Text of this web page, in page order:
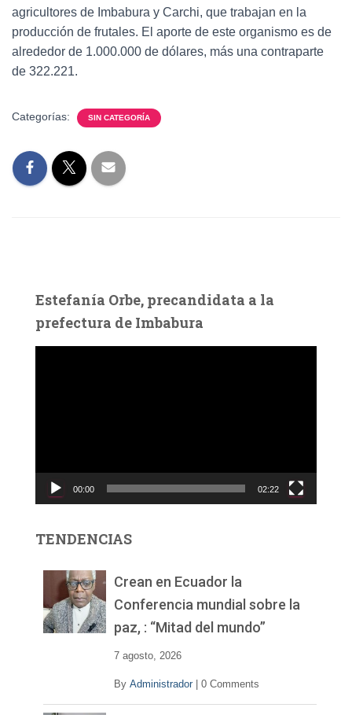
agricultores de Imbabura y Carchi, que trabajan en la
producción de frutales. El aporte de este organismo es de
alrededor de 1.000.000 de dólares, más una contraparte
de 322.221.
Categorías: SIN CATEGORÍA
Estefanía Orbe, precandidata a la
prefectura de Imbabura
c
d
00:00 02:22
TENDENCIAS
Crean en Ecuador la
Conferencia mundial sobre la
paz, : “Mitad del mundo”
7 agosto, 2026
By Administrador 0 Comments